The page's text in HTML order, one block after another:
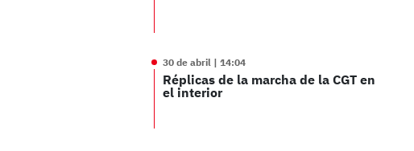
30 de abril | 14:04
Réplicas de la marcha de la CGT en
el interior